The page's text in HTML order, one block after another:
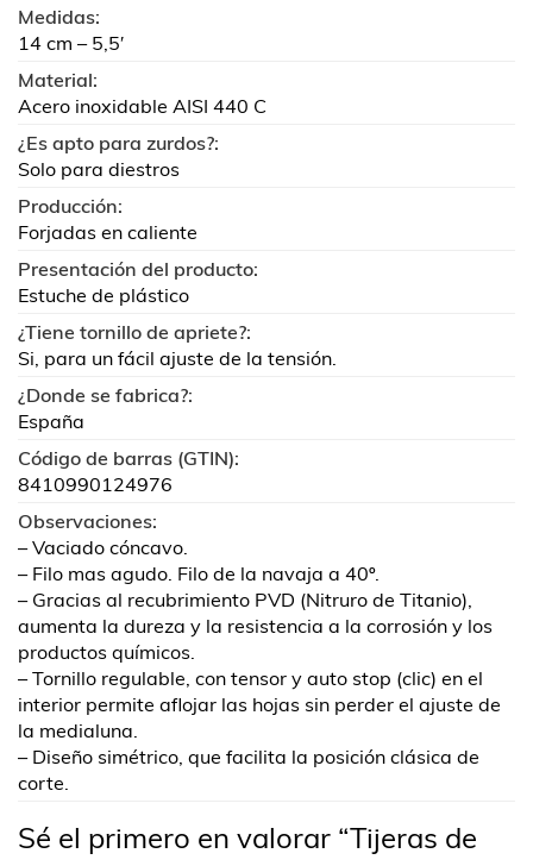
Medidas:
14 cm – 5,5′
Material:
Acero inoxidable AISI 440 C
¿Es apto para zurdos?:
Solo para diestros
Producción:
Forjadas en caliente
Presentación del producto:
Estuche de plástico
¿Tiene tornillo de apriete?:
Si, para un fácil ajuste de la tensión.
¿Donde se fabrica?:
España
Código de barras (GTIN):
8410990124976
Observaciones:
– Vaciado cóncavo.
– Filo mas agudo. Filo de la navaja a 40º.
– Gracias al recubrimiento PVD (Nitruro de Titanio),
aumenta la dureza y la resistencia a la corrosión y los
productos químicos.
– Tornillo regulable, con tensor y auto stop (clic) en el
interior permite aflojar las hojas sin perder el ajuste de
la medialuna.
– Diseño simétrico, que facilita la posición clásica de
corte.
Sé el primero en valorar “Tijeras de